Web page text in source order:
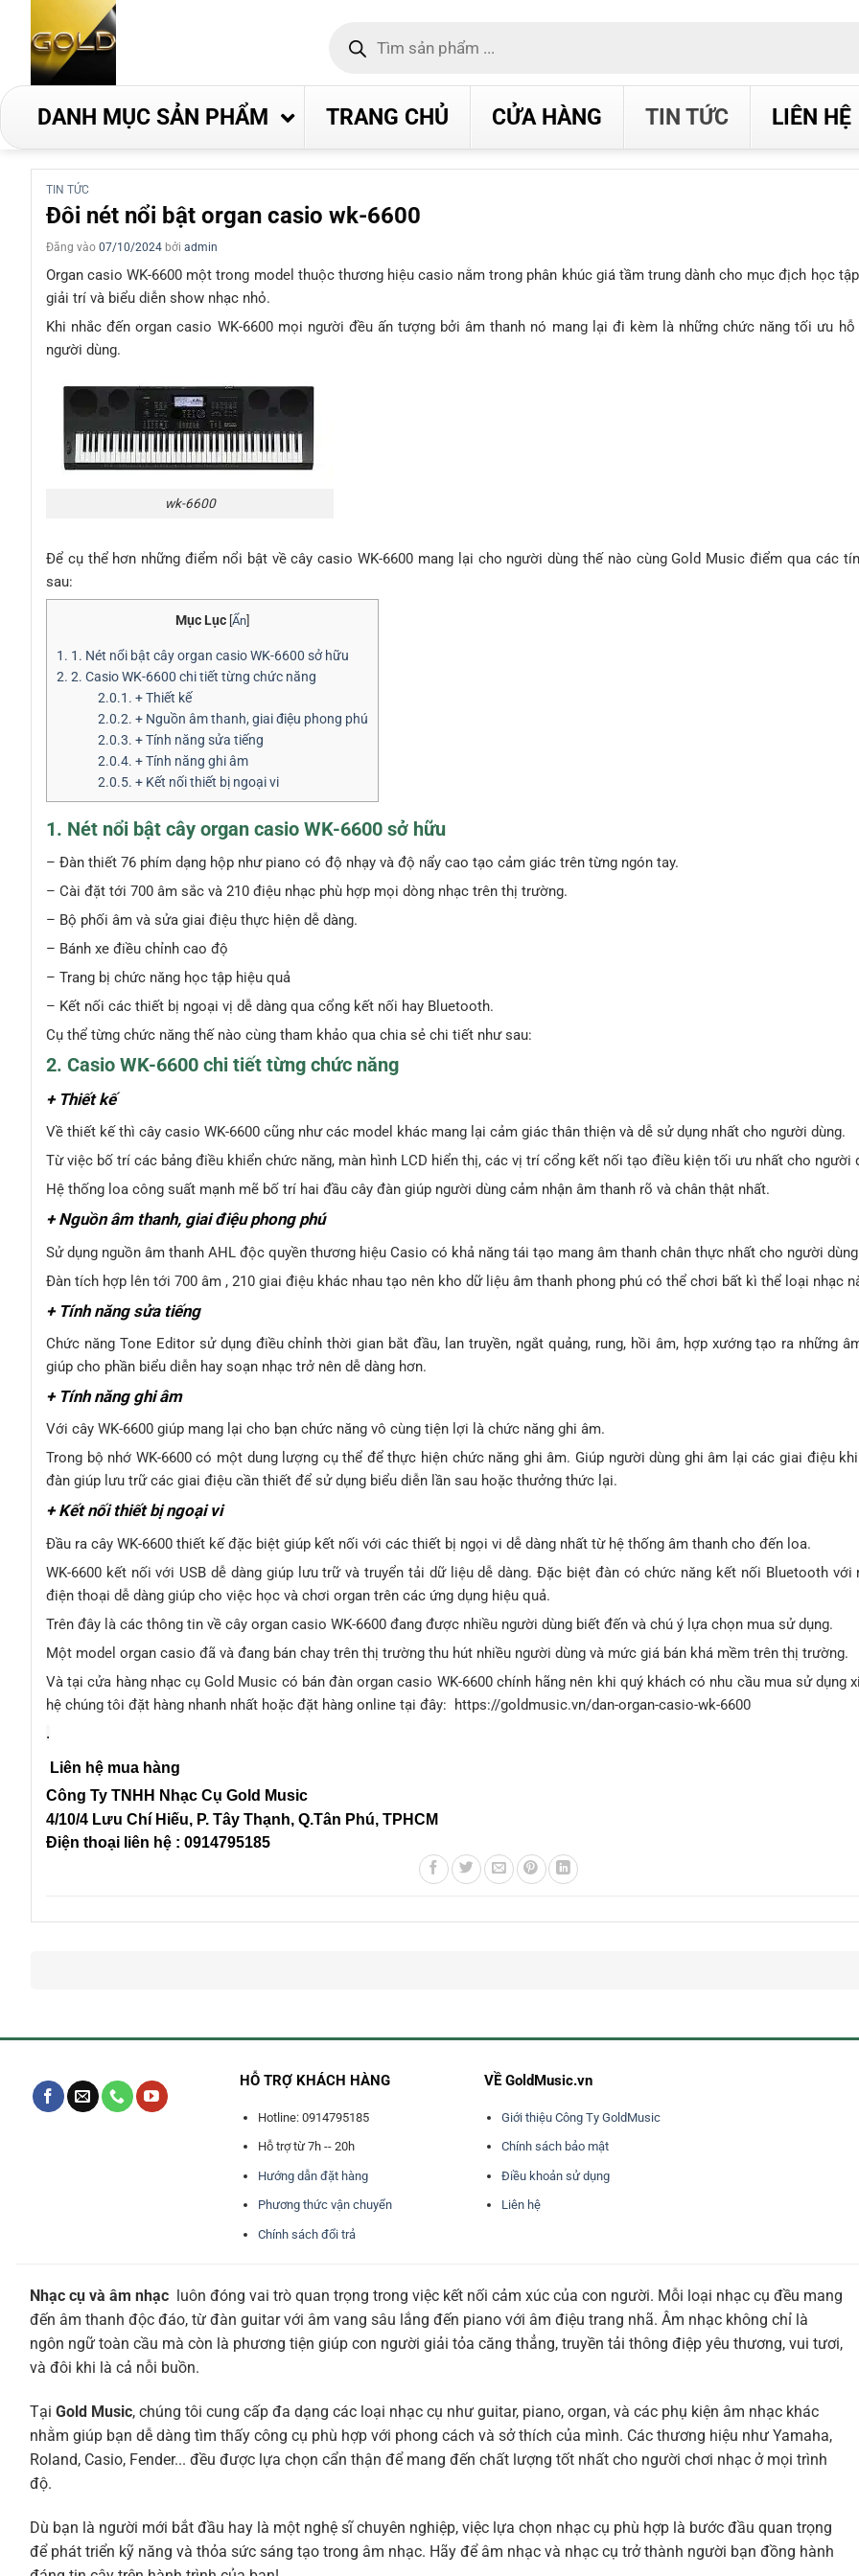
dung
kiếm
DANH MỤC SẢN PHẨM TRANG CHỦ CỬA HÀNG TIN TỨC LIÊN HỆ
TIN TỨC
Đôi nét nổi bật organ casio wk-6600
Đăng vào 07/10/2024 bởi admin
Organ casio WK-6600 một trong model thuộc thương hiệu casio nằm trong phân khúc giá tầm trung dành cho mục địch học
giải trí và biểu diễn show nhạc nhỏ.
Khi nhắc đến organ casio WK-6600 mọi người đều ấn tượng bởi âm thanh nó mang lại đi kèm là những chức năng tối ưu
người dùng.
wk-6600
Để cụ thể hơn những điểm nổi bật về cây casio WK-6600 mang lại cho người dùng thế nào cùng Gold Music điểm qua các
sau:
Mục Lục Ẩn
1. 1. Nét nổi bật cây organ casio WK-6600 sở hữu
2. 2. Casio WK-6600 chi tiết từng chức năng
2.0.1. + Thiết kế
2.0.2. + Nguồn âm thanh, giai điệu phong phú
2.0.3. + Tính năng sửa tiếng
2.0.4. + Tính năng ghi âm
2.0.5. + Kết nối thiết bị ngoại vi
1. Nét nổi bật cây organ casio WK-6600 sở hữu
– Đàn thiết 76 phím dạng hộp như piano có độ nhạy và độ nẩy cao tạo cảm giác trên từng ngón tay.
– Cài đặt tới 700 âm sắc và 210 điệu nhạc phù hợp mọi dòng nhạc trên thị trường.
– Bộ phối âm và sửa giai điệu thực hiện dễ dàng.
– Bánh xe điều chỉnh cao độ
– Trang bị chức năng học tập hiệu quả
– Kết nối các thiết bị ngoại vị dễ dàng qua cổng kết nối hay Bluetooth.
Cụ thể từng chức năng thế nào cùng tham khảo qua chia sẻ chi tiết như sau:
2. Casio WK-6600 chi tiết từng chức năng
+ Thiết kế
Về thiết kế thì cây casio WK-6600 cũng như các model khác mang lại cảm giác thân thiện và dễ sử dụng nhất cho người dùng.
Từ việc bố trí các bảng điều khiển chức năng, màn hình LCD hiển thị, các vị trí cổng kết nối tạo điều kiện tối ưu nhất cho người
Hệ thống loa công suất mạnh mẽ bố trí hai đầu cây đàn giúp người dùng cảm nhận âm thanh rõ và chân thật nhất.
+ Nguồn âm thanh, giai điệu phong phú
Sử dụng nguồn âm thanh AHL độc quyền thương hiệu Casio có khả năng tái tạo mang âm thanh chân thực nhất cho người
Đàn tích hợp lên tới 700 âm , 210 giai điệu khác nhau tạo nên kho dữ liệu âm thanh phong phú có thể chơi bất kì thể loại nhạc
+ Tính năng sửa tiếng
Chức năng Tone Editor sử dụng điều chỉnh thời gian bắt đầu, lan truyền, ngắt quảng, rung, hồi âm, hợp xướng tạo ra những
giúp cho phần biểu diễn hay soạn nhạc trở nên dễ dàng hơn.
+ Tính năng ghi âm
Với cây WK-6600 giúp mang lại cho bạn chức năng vô cùng tiện lợi là chức năng ghi âm.
Trong bộ nhớ WK-6600 có một dung lượng cụ thể để thực hiện chức năng ghi âm. Giúp người dùng ghi âm lại các giai điệu
đàn giúp lưu trữ các giai điệu cần thiết để sử dụng biểu diễn lần sau hoặc thưởng thức lại.
+ Kết nối thiết bị ngoại vi
Đầu ra cây WK-6600 thiết kế đặc biệt giúp kết nối với các thiết bị ngọi vi dễ dàng nhất từ hệ thống âm thanh cho đến loa.
WK-6600 kết nối với USB dễ dàng giúp lưu trữ và truyển tải dữ liệu dễ dàng. Đặc biệt đàn có chức năng kết nối Bluetooth với
điện thoại dễ dàng giúp cho việc học và chơi organ trên các ứng dụng hiệu quả.
Trên đây là các thông tin về cây organ casio WK-6600 đang được nhiều người dùng biết đến và chú ý lựa chọn mua sử dụng.
Một model organ casio đã và đang bán chay trên thị trường thu hút nhiều người dùng và mức giá bán khá mềm trên thị trường.
Và tại cửa hàng nhạc cụ Gold Music có bán đàn organ casio WK-6600 chính hãng nên khi quý khách có nhu cầu mua sử dụng
hệ chúng tôi đặt hàng nhanh nhất hoặc đặt hàng online tại đây: https://goldmusic.vn/dan-organ-casio-wk-6600
.
Liên hệ mua hàng
Công Ty TNHH Nhạc Cụ Gold Music
4/10/4 Lưu Chí Hiếu, P. Tây Thạnh, Q.Tân Phú, TPHCM
Điện thoại liên hệ : 0914795185
HỖ TRỢ KHÁCH HÀNG
Hotline: 0914795185
Hỗ trợ từ 7h -- 20h
Hướng dẫn đặt hàng
Phương thức vận chuyển
Chính sách đổi trả
VỀ GoldMusic.vn
Giới thiệu Công Ty GoldMusic
Chính sách bảo mật
Điều khoản sử dụng
Liên hệ
Nhạc cụ và âm nhạcluôn đóng vai trò quan trọng trong việc kết nối cảm xúc của con người. Mỗi loại nhạc cụ đều mang
đến âm thanh độc đáo, từ đàn guitar với âm vang sâu lắng đến piano với âm điệu trang nhã. Âm nhạc không chỉ là
ngôn ngữ toàn cầu mà còn là phương tiện giúp con người giải tỏa căng thẳng, truyền tải thông điệp yêu thương, vui tươi,
và đôi khi là cả nỗi buồn.
Tại Gold Music, chúng tôi cung cấp đa dạng các loại nhạc cụ như guitar, piano, organ, và các phụ kiện âm nhạc khác
nhằm giúp bạn dễ dàng tìm thấy công cụ phù hợp với phong cách và sở thích của mình. Các thương hiệu như Yamaha,
Roland, Casio, Fender... đều được lựa chọn cẩn thận để mang đến chất lượng tốt nhất cho người chơi nhạc ở mọi trình
độ.
Dù bạn là người mới bắt đầu hay là một nghệ sĩ chuyên nghiệp, việc lựa chọn nhạc cụ phù hợp là bước đầu quan trọng
để phát triển kỹ năng và thỏa sức sáng tạo trong âm nhạc. Hãy để âm nhạc và nhạc cụ trở thành người bạn đồng hành